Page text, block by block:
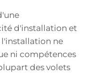
d'installation et
ne
ni compétences
des volets